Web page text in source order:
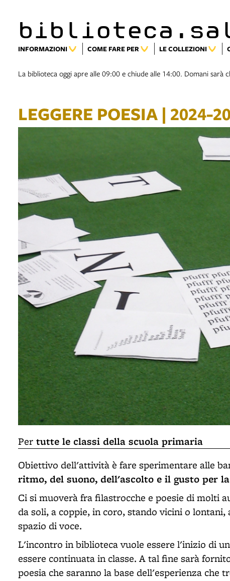
INFORMAZIONI COME FARE PER LE COLLEZIONI
La biblioteca oggi apre alle 09:00 e chiude alle 14:00. Domani sarà
LEGGERE POESIA | 2024-
Per tutte le classi della scuola primaria
Obiettivo dell'attività è fare sperimentare alle
ritmo, del suono, dell'ascolto e il gusto per
Ci si muoverà fra filastrocche e poesie di molti
da soli, a coppie, in coro, stando vicini o
spazio di voce.
L'incontro in biblioteca vuole essere l'inizio di
essere continuata in classe. A tal fine sarà
poesia che saranno la base dell'esperienza che